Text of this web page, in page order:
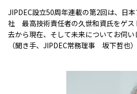
JIPDEC設立50周年連載の第2回は、日
社 最高技術責任者の久世和資氏をゲス
去から現在、そして未来についてお伺い
（聞き手、JIPDEC常務理事 坂下哲也）